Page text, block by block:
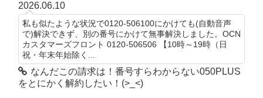
2026.06.10
私も似たような状況で0120-506100にかけても(自動音声
で)解決できず、別の番号にかけて無事解決しました。OCN
カスタマーズフロント 0120-506506 【10時～19時（日
祝・年末年始除く...
なんだこの請求は！番号すらわからない050PLUS
をとにかく解約したい！(>_<)